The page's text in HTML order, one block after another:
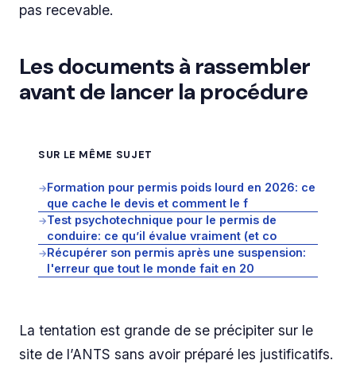
pas recevable.
Les documents à rassembler
avant de lancer la procédure
SUR LE MÊME SUJET
→Formation pour permis poids lourd en 2026: ce
que cache le devis et comment le f
→Test psychotechnique pour le permis de
conduire: ce qu’il évalue vraiment (et co
→Récupérer son permis après une suspension:
l'erreur que tout le monde fait en 20
La tentation est grande de se précipiter sur le
site de l’ANTS sans avoir préparé les justificatifs.